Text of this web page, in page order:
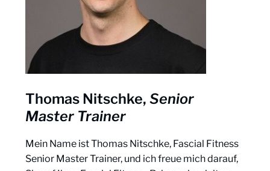
Thomas Nitschke,Senior
Master Trainer
Mein Name ist Thomas Nitschke, Fascial Fitness
Senior Master Trainer, und ich freue mich darauf,